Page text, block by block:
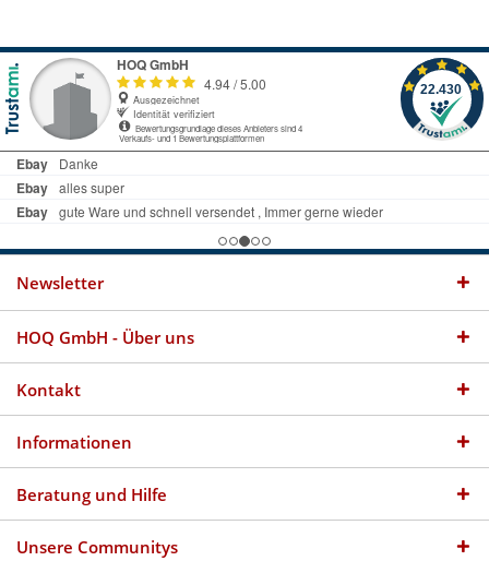
Newsletter
HOQ GmbH - Über uns
Kontakt
Informationen
Beratung und Hilfe
Unsere Communitys